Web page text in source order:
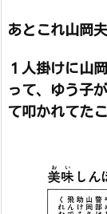
あとこれ山岡
１人掛けに山
って、ゆう子
て叩かれてた